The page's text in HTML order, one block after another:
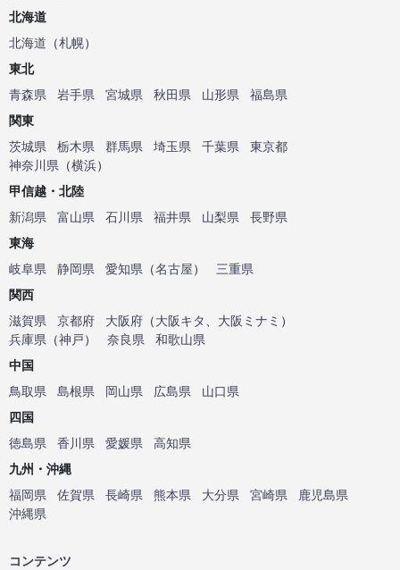
北海道
北海道 （札幌）
東北
青森県
岩手県 宮城県 秋田県 山形県
福島県
関東
茨城県
栃木県 群馬県 埼玉県 千葉県
東京都
神奈川県 （横浜）
甲信越・北陸
新潟県
富山県 石川県 福井県 山梨県
長野県
東海
岐阜県
静岡県 愛知県 （名古屋）
三重県
関西
滋賀県
京都府 大阪府 （大阪キタ 大阪ミナミ ）
兵庫県 （神戸） 奈良県
和歌山県
中国
鳥取県
島根県 岡山県 広島県
山口県
四国
徳島県
香川県 愛媛県
高知県
九州・沖縄
福岡県
佐賀県 長崎県 熊本県 大分県 宮崎県
鹿児島県
沖縄県
コンテンツ